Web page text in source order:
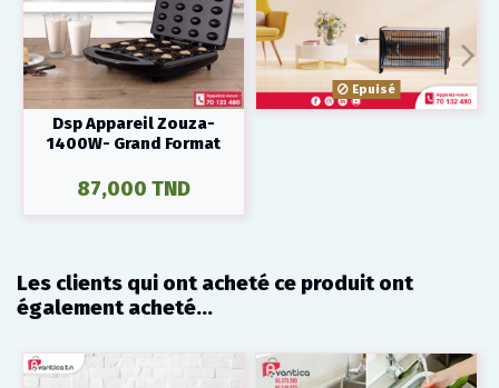
Dsp Appareil Zouza-
1400W- Grand Format
87,000 TND
Epuisé
Les clients qui ont acheté ce produit ont
également acheté...